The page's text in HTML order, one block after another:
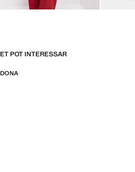
ET POT INTERESSAR
DONA